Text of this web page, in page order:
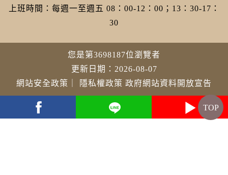
上班時間：每週一至週五 08：00-12：00；13：30-17：
30
您是第3698187位瀏覽者
更新日期：2026-08-07
網站安全政策
隱私權政策 政府網站資料開放宣告
TOP